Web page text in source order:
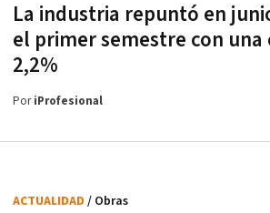
La industria repuntó en
el primer semestre con una
2,2%
PoriProfesional
ACTUALIDAD / Obras